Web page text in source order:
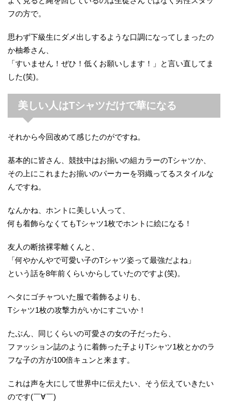
フの方で。
思わず下級生にダメ出しするような口調になってしまったの
か柚希さん、
「すいません！ぜひ！低くお願いします！」と言い直してま
した(笑)。
美しい人はTシャツだけで華になる
それから今回改めて感じたのがですね。
基本的に皆さん、競技中はお揃いの組カラーのTシャツか、
その上にこれまたお揃いのパーカーを羽織ってるスタイルな
んですね。
なんかね、ホントに美しい人って、
何も着飾らなくてもTシャツ1枚でホントに絵になる！
友人の断捨裸零離くんと、
「何やかんやで可愛い子のTシャツ姿って最強だよね」
という話を8年前くらいからしていたのですよ(笑)。
ヘタにゴチャついた服で着飾るよりも、
Tシャツ1枚の攻撃力がいかにすごいか！
たぶん、同じくらいの可愛さの女の子だったら、
ファッション誌のように着飾った子よりTシャツ1枚とかのラ
フな子の方が100倍キュンと来ます。
これは声を大にして世界中に伝えたい、そう伝えていきたい
のです(￣∀￣)